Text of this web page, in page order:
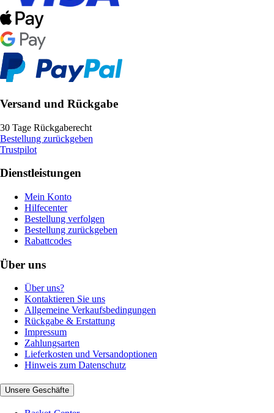
Versand und Rückgabe
30 Tage Rückgaberecht
Bestellung zurückgeben
Trustpilot
Dienstleistungen
Mein Konto
Hilfecenter
Bestellung verfolgen
Bestellung zurückgeben
Rabattcodes
Über uns
Über uns?
Kontaktieren Sie uns
Allgemeine Verkaufsbedingungen
Rückgabe & Erstattung
Impressum
Zahlungsarten
Lieferkosten und Versandoptionen
Hinweis zum Datenschutz
Unsere Geschäfte